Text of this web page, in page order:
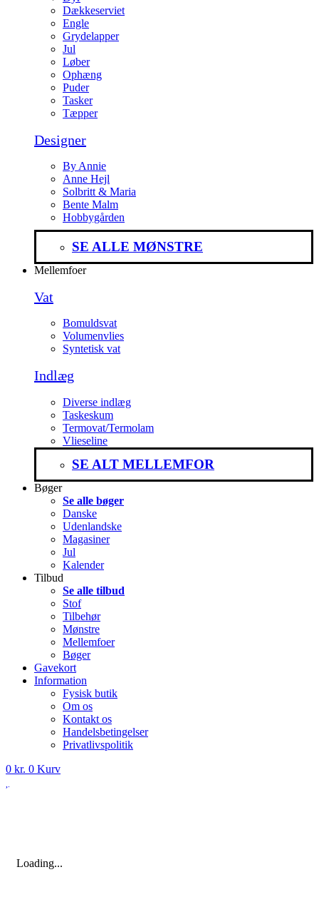
Dækkeserviet
Engle
Grydelapper
Jul
Løber
Ophæng
Puder
Tasker
Tæpper
Designer
By Annie
Anne Hejl
Solbritt & Maria
Bente Malm
Hobbygården
SE ALLE MØNSTRE
Mellemfoer
Vat
Bomuldsvat
Volumenvlies
Syntetisk vat
Indlæg
Diverse indlæg
Taskeskum
Termovat/Termolam
Vlieseline
SE ALT MELLEMFOR
Bøger
Se alle bøger
Danske
Udenlandske
Magasiner
Jul
Kalender
Tilbud
Se alle tilbud
Stof
Tilbehør
Mønstre
Mellemfoer
Bøger
Gavekort
Information
Fysisk butik
Om os
Kontakt os
Handelsbetingelser
Privatlivspolitik
0 kr. 0 Kurv
Loading...